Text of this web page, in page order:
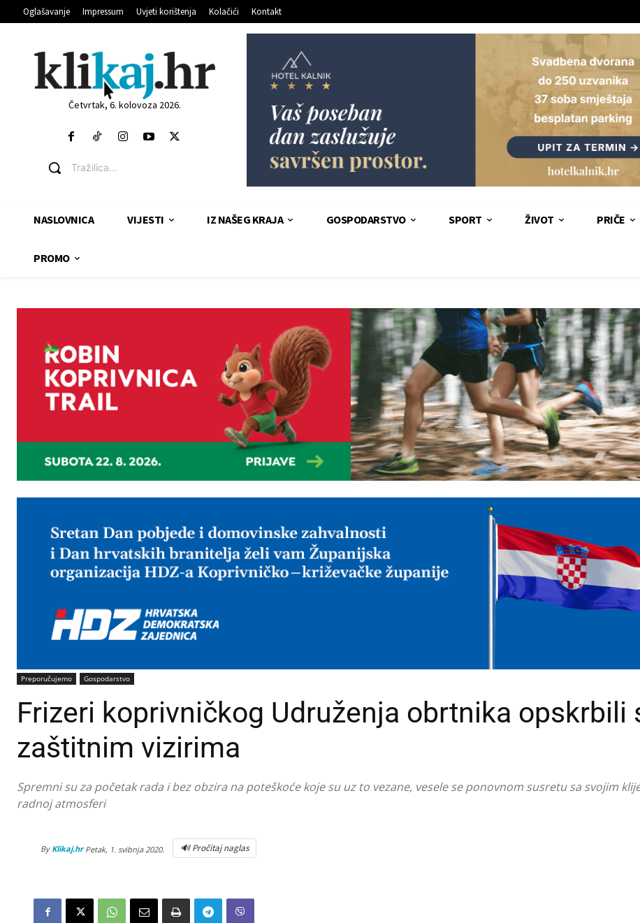
Oglašavanje Impressum Uvjeti korištenja Kolačići Kontakt
Četvrtak, 6. kolovoza 2026.
Tražilica...
NASLOVNICA VIJESTI IZ NAŠEG KRAJA GOSPODARSTVO SPORT ŽIVOT PRIČE
PROMO
Preporučujemo Gospodarstvo
Frizeri koprivničkog Udruženja obrtnika opskrbili
zaštitnim vizirima
Spremni su za početak rada i bez obzira na poteškoće koje su uz to vezane, vesele se ponovnom susretu sa svojim
radnoj atmosferi
By Klikaj.hr Petak, 1. svibnja 2020. 🔊 Pročitaj naglas